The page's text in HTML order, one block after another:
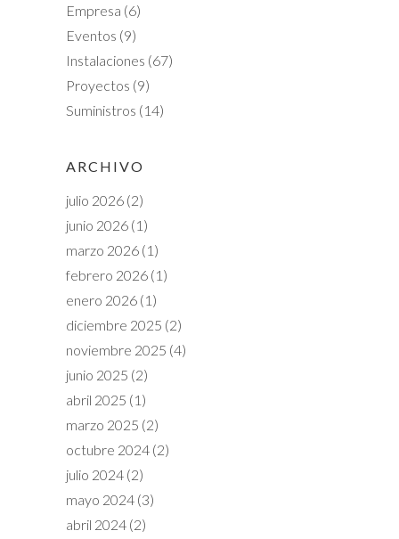
rEmpresa (6)
Eventos (9)
Instalaciones (67)
Proyectos (9)
Suministros (14)
ARCHIVO
julio 2026 (2)
junio 2026 (1)
marzo 2026 (1)
febrero 2026 (1)
enero 2026 (1)
diciembre 2025 (2)
noviembre 2025 (4)
junio 2025 (2)
abril 2025 (1)
marzo 2025 (2)
octubre 2024 (2)
julio 2024 (2)
mayo 2024 (3)
abril 2024 (2)